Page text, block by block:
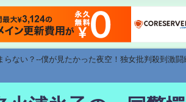
ない？--僕が見たかった夜空！独女批判殺到激